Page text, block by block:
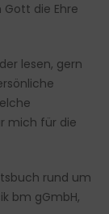
die Ehre
lesen, gern
mich für die
rund um
bm gGmbH,